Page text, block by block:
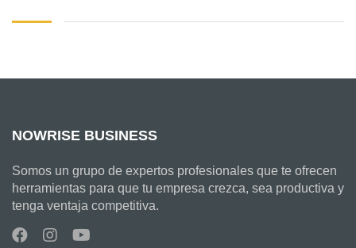
NOWRISE BUSINESS
Somos un grupo de expertos profesionales que te ofrecen
herramientas para que tu empresa crezca, sea productiva y
tenga ventaja competitiva.